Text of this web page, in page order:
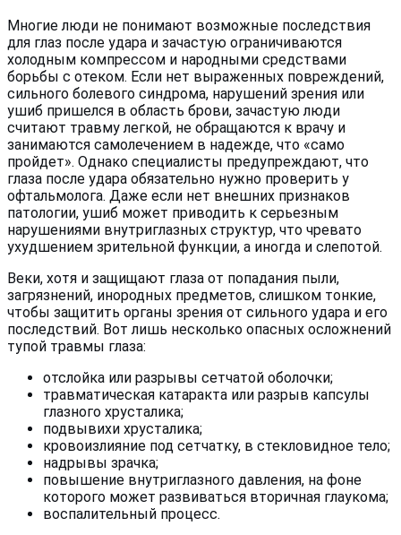
Многие люди не понимают возможные последствия
для глаз после удара и зачастую ограничиваются
холодным компрессом и народными средствами
борьбы с отеком. Если нет выраженных повреждений,
сильного болевого синдрома, нарушений зрения или
ушиб пришелся в область брови, зачастую люди
считают травму легкой, не обращаются к врачу и
занимаются самолечением в надежде, что «само
пройдет». Однако специалисты предупреждают, что
глаза после удара обязательно нужно проверить у
офтальмолога. Даже если нет внешних признаков
патологии, ушиб может приводить к серьезным
нарушениями внутриглазных структур, что чревато
ухудшением зрительной функции, а иногда и слепотой.
Веки, хотя и защищают глаза от попадания пыли,
загрязнений, инородных предметов, слишком тонкие,
чтобы защитить органы зрения от сильного удара и его
последствий. Вот лишь несколько опасных осложнений
тупой травмы глаза:
отслойка или разрывы сетчатой оболочки;
травматическая катаракта или разрыв капсулы
глазного хрусталика;
подвывихи хрусталика;
кровоизлияние под сетчатку, в стекловидное тело;
надрывы зрачка;
повышение внутриглазного давления, на фоне
которого может развиваться вторичная глаукома;
воспалительный процесс.